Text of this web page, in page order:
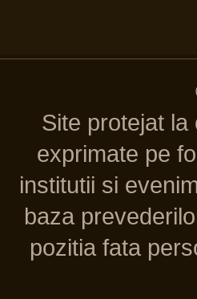
Site protejat
exprimate pe
institutii si
baza
pozitia fata